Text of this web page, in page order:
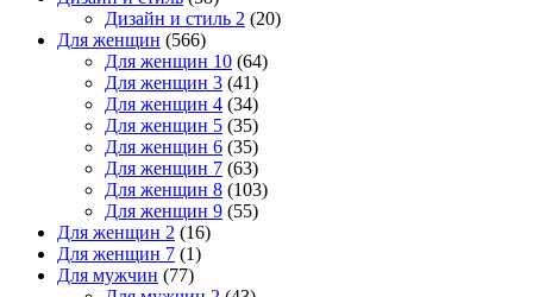
Дизайн и стиль 2 (20)
Для женщин (566)
Для женщин 10 (64)
Для женщин 3 (41)
Для женщин 4 (34)
Для женщин 5 (35)
Для женщин 6 (35)
Для женщин 7 (63)
Для женщин 8 (103)
Для женщин 9 (55)
Для женщин 2 (16)
Для женщин 7 (1)
Для мужчин (77)